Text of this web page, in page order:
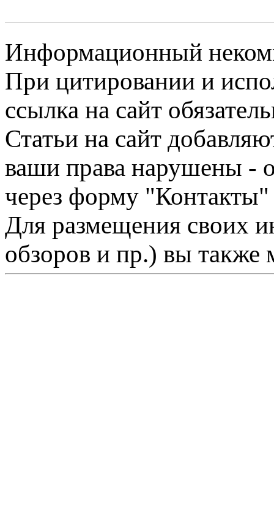
Информационный
При цитировании и
ссылка на сайт
Статьи на сайт
ваши права нарушены -
через форму "Контакты"
Для размещения своих
обзоров и пр.) вы также